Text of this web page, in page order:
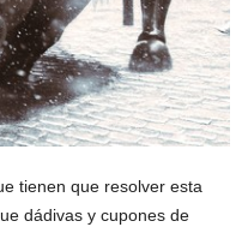
tienen que resolver esta
dádivas y cupones de